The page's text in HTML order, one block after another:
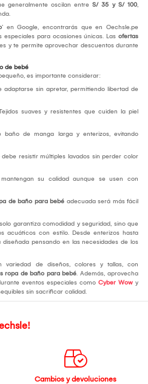
generalmente oscilan entre S/ 35 y S/ 100,
’ en Google, encontrarás que en Oechsle.pe
para ocasiones únicas. Las ofertas
y te permite aprovechar descuentos durante
de bebé
es importante considerar:
sin apretar, permitiendo libertad de
suaves y resistentes que cuiden la piel
de manga larga y enterizos, evitando
resistir múltiples lavados sin perder color
su calidad aunque se usen con
de baño para bebé adecuada será más fácil
garantiza comodidad y seguridad, sino que
acuáticos con estilo. Desde enterizos hasta
pensando en las necesidades de los
variedad de diseños, colores y tallas, con
ropa de baño para bebé. Además, aprovecha
eventos especiales como Cyber Wow y
sin sacrificar calidad.
Cambios y devoluciones